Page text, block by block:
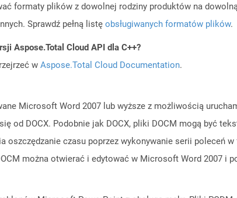
formaty plików z dowolnej rodziny produktów na
Sprawdź pełną listę obsługiwanych formatów plików.
Aspose.Total Cloud API dla C++?
w Aspose.Total Cloud Documentation.
Microsoft Word 2007 lub wyższe z możliwością
od DOCX. Podobnie jak DOCX, pliki DOCM mogą być
oszczędzanie czasu poprzez wykonywanie serii poleceń
można otwierać i edytować w Microsoft Word 2007 i